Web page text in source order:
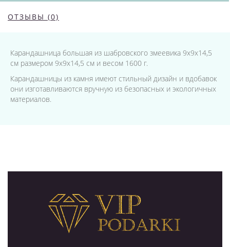
ОТЗЫВЫ (0)
Карандашница большая из шабровского змеевика 9х9х14,5
см размером 9х9х14,5 см и весом 1600 г.
Карандашницы из камня имеют стильный дизайн и вдобавок
они изготавливаются вручную из безопасных и экологичных
материалов.